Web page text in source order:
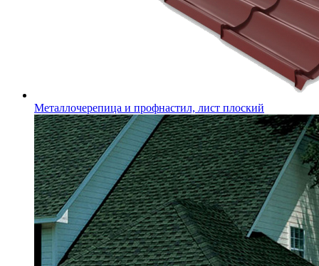
Металлочерепица и профнастил, лист плоский